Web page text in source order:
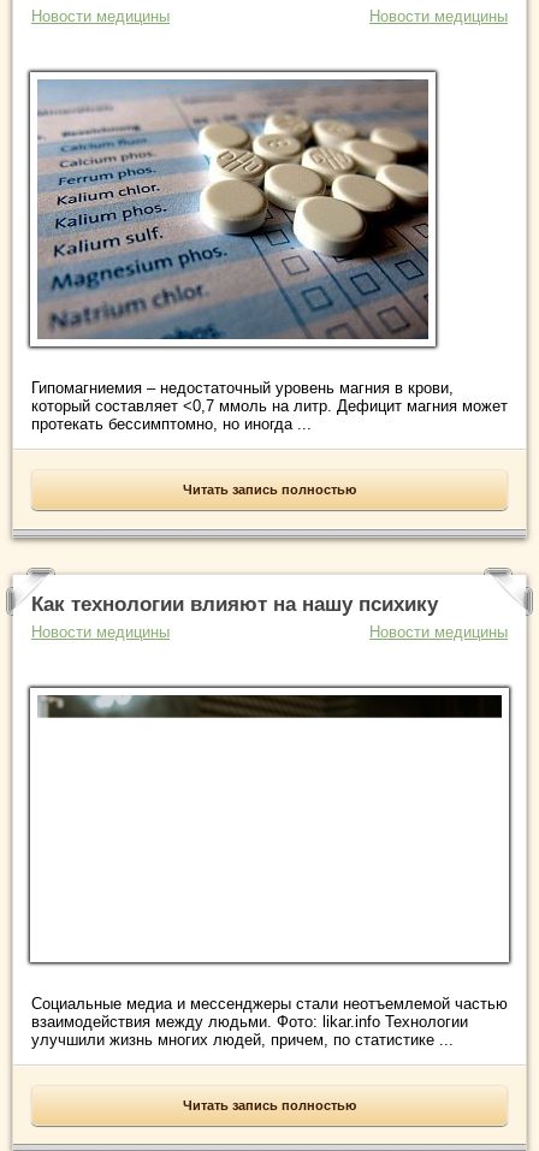
Новости медицины Новости медицины
Гипомагниемия – недостаточный уровень магния в крови,
который составляет <0,7 ммоль на литр. Дефицит магния может
протекать бессимптомно, но иногда ...
Читать запись полностью
Как технологии влияют на нашу психику
Новости медицины Новости медицины
Социальные медиа и мессенджеры стали неотъемлемой частью
взаимодействия между людьми. Фото: likar.info Технологии
улучшили жизнь многих людей, причем, по статистике ...
Читать запись полностью